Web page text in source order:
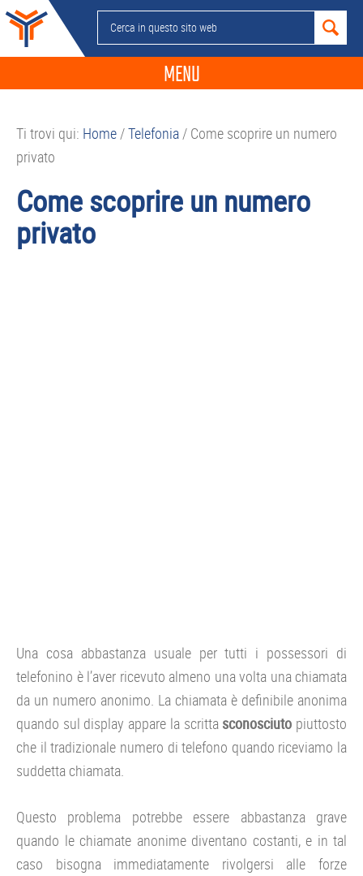
Passa
alla
navigazione
Passa
contenuto
Passa
alla
barra
Passa
piè
Cerca
in
sito
MENU
GUIDE ACQUISTO
SMARTPHONE
Ti trovi qui: Home/Telefonia/ Come scoprire un numero
privato
Come scoprire un numero
privato
Una cosa abbastanza usuale per tutti i possessori di
telefonino è l’aver ricevuto almeno una volta una chiamata
da un numero anonimo. La chiamata è definibile anonima
quando sul display appare la scritta sconosciuto piuttosto
che il tradizionale numero di telefono quando riceviamo la
suddetta chiamata.
Questo problema potrebbe essere abbastanza grave
quando le chiamate anonime diventano costanti, e in tal
caso bisogna immediatamente rivolgersi alle forze